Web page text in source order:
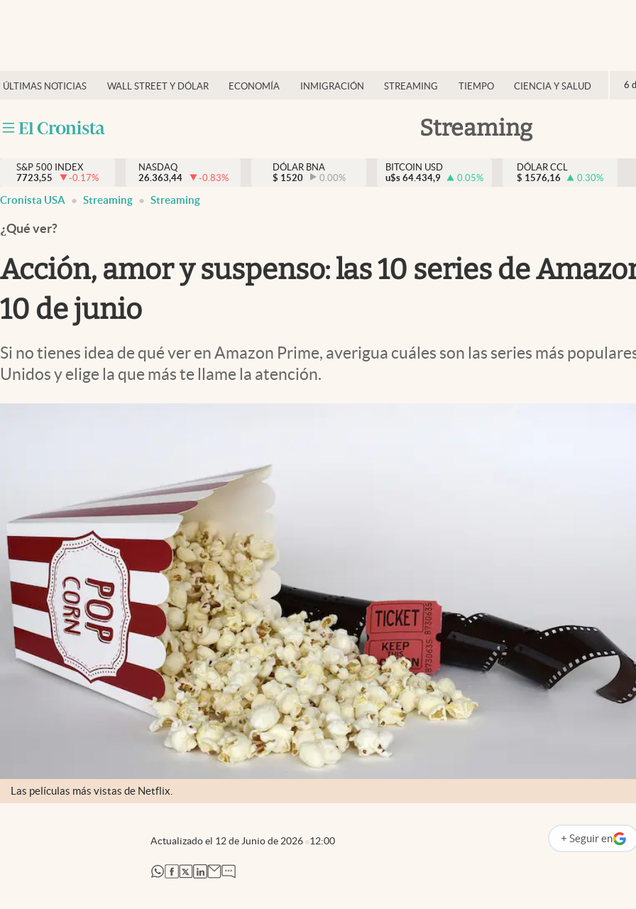
ÚLTIMAS NOTICIAS WALL STREET Y DÓLAR ECONOMÍA INMIGRACIÓN STREAMING TIEMPO CIENCIA Y SALUD 6
Streaming
Finanzas y economía
Inmigración
Trending
Streaming
PC y mobile
S&P 500 INDEX
7723,55
-0.17%
NASDAQ
26.363,44
-0.83%
DÓLAR BNA
$ 1520 0.00%
BITCOIN USD
u$s 64.434,9 0.05%
DÓLAR CCL
$ 1576,16 0.30%
Cronista USA Streaming Streaming
¿Qué ver?
Acción, amor y suspenso: las 10 series de
10 de junio
Si no tienes idea de qué ver en Amazon Prime, averigua cuáles son las series más
Unidos y elige la que más te llame la atención.
Las películas más vistas de Netflix.
Actualizado el 12 de Junio de 2026 12:00 + Seguir en
abre en nueva
abre en nueva pestaña
abre en nueva pestaña
abre en nueva pestaña
abre en nueva pestaña